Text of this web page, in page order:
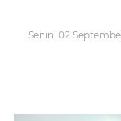
Senin, 02